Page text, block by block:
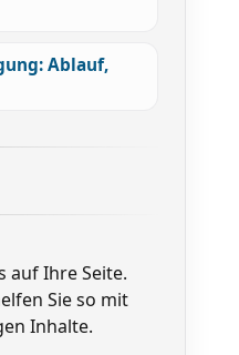
Ablauf,
auf Ihre Seite.
Sie so mit
Inhalte.